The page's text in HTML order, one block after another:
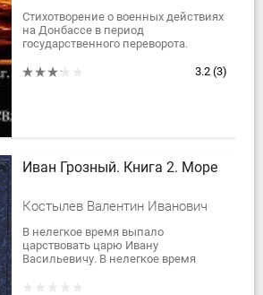
Стихотворение о военных действиях
на Донбассе в период
государственного переворота.
3.2 (3)
Иван Грозный. Книга 2. Море
Костылев Валентин Иванович
В нелегкое время выпало
царствовать царю Ивану
Васильевичу. В нелегкое время